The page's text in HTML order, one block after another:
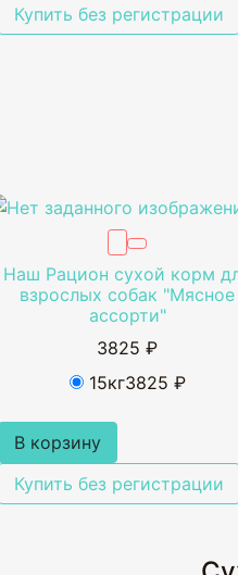
Купить без регистрации
Наш Рацион сухой корм
взрослых собак "Мясное
ассорти"
3825 ₽
15кг3825 ₽
В корзину
Купить без регистрации